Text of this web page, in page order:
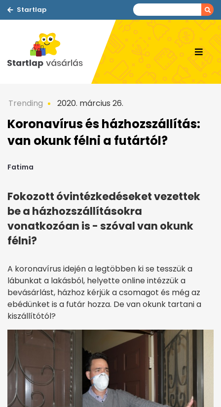
Startlap
Trending 2020. március 26.
Koronavírus és házhozszállítás:
van okunk félni a futártól?
Fatima
Fokozott óvintézkedéseket vezettek
be a házhozszállításokra
vonatkozóan is - szóval van okunk
félni?
A koronavírus idején a legtöbben ki se tesszük a
lábunkat a lakásból, helyette online intézzük a
bevásárlást, házhoz kérjük a csomagot és még az
ebédünket is a futár hozza. De van okunk tartani a
kiszállítótól?